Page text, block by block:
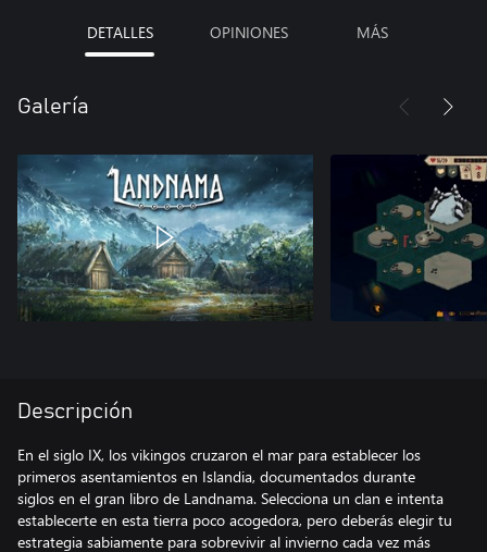
DETALLES OPINIONES MÁS
Galería
Descripción
En el siglo IX, los vikingos cruzaron el mar para establecer los
primeros asentamientos en Islandia, documentados durante
siglos en el gran libro de Landnama. Selecciona un clan e intenta
establecerte en esta tierra poco acogedora, pero deberás elegir tu
estrategia sabiamente para sobrevivir al invierno cada vez más